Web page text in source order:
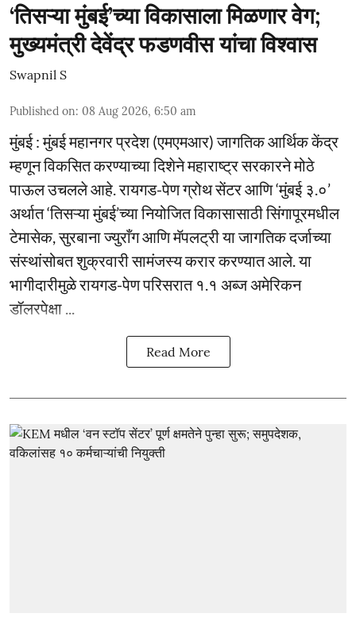
‘तिसऱ्या मुंबई’च्या विकासाला मिळणार वेग;
मुख्यमंत्री देवेंद्र फडणवीस यांचा विश्वास
Swapnil S
Published on: 08 Aug 2026, 6:50 am
मुंबई : मुंबई महानगर प्रदेश (एमएमआर) जागतिक आर्थिक केंद्र
म्हणून विकसित करण्याच्या दिशेने महाराष्ट्र सरकारने मोठे
पाऊल उचलले आहे. रायगड-पेण ग्रोथ सेंटर आणि ‘मुंबई ३.०’
अर्थात ‘तिसऱ्या मुंबई’च्या नियोजित विकासासाठी सिंगापूरमधील
टेमासेक, सुरबाना ज्युराँग आणि मॅपलट्री या जागतिक दर्जाच्या
संस्थांसोबत शुक्रवारी सामंजस्य करार करण्यात आले. या
भागीदारीमुळे रायगड-पेण परिसरात १.१ अब्ज अमेरिकन
डॉलरपेक्षा ...
Read More